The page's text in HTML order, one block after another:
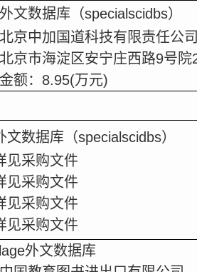
文数据库 （specialscidbs）
京中加国道科技有限责任公
京市海淀区安宁庄西路9号院
额： 8.95(万元)
文数据库 （specialscidbs）
见采购文件
见采购文件
见采购文件
见采购文件
外文数据库